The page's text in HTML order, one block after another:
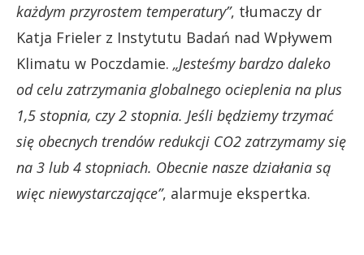
każdym przyrostem temperatury”, tłumaczy dr
Katja Frieler z Instytutu Badań nad Wpływem
Klimatu w Poczdamie. „Jesteśmy bardzo daleko
od celu zatrzymania globalnego ocieplenia na plus
1,5 stopnia, czy 2 stopnia. Jeśli będziemy trzymać
się obecnych trendów redukcji CO2 zatrzymamy się
na 3 lub 4 stopniach. Obecnie nasze działania są
więc niewystarczające”, alarmuje ekspertka.